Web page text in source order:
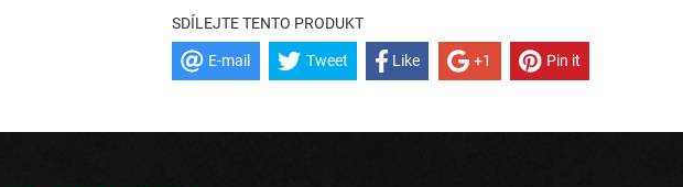
SDÍLEJTE TENTO PRODUKT
E-mail Tweet Like +1 Pin it